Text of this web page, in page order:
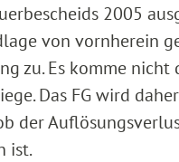
2005
von vornherein
zu. Es komme
Das FG wird
der
ist.